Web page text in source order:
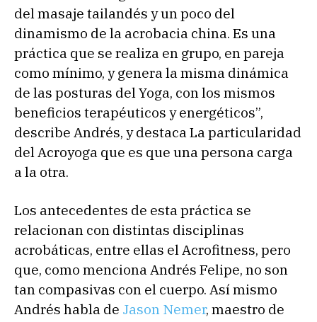
del masaje tailandés y un poco del
dinamismo de la acrobacia china. Es una
práctica que se realiza en grupo, en pareja
como mínimo, y genera la misma dinámica
de las posturas del Yoga, con los mismos
beneficios terapéuticos y energéticos”,
describe Andrés, y destaca La particularidad
del Acroyoga que es que una persona carga
a la otra.
Los antecedentes de esta práctica se
relacionan con distintas disciplinas
acrobáticas, entre ellas el Acrofitness, pero
que, como menciona Andrés Felipe, no son
tan compasivas con el cuerpo. Así mismo
Andrés habla de Jason Nemer, maestro de